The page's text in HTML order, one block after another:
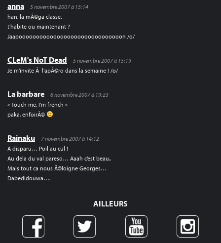
anna
5 novembre 2007 à 15:14
han, la mÃ©ga classe.
t’habite ou maintenant ?
Jaapoooooooooooooooooooooooooooooon /o/
CLeM's NoT Dead
5 novembre 2007 à 15:19
Je m’invite Ã l’apÃ©ro dans la semaine ! /o/
La barbare
6 novembre 2007 à 19:23
« Touch me, I’m french »
paka, enfoirÃ©
Rainaku
7 novembre 2007 à 14:12
A disparu… Poil au cul !
Au dela du val pareso… Aaah c’est beau..
Mais tout ca nous Ã©loigne Georges…
Dabedidouwa….
AILLEURS